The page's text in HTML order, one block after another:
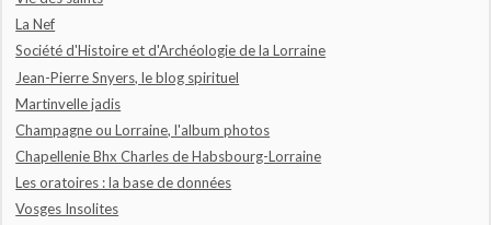
La Nef
Société d'Histoire et d'Archéologie de la Lorraine
Jean-Pierre Snyers, le blog spirituel
Martinvelle jadis
Champagne ou Lorraine, l'album photos
Chapellenie Bhx Charles de Habsbourg-Lorraine
Les oratoires : la base de données
Vosges Insolites